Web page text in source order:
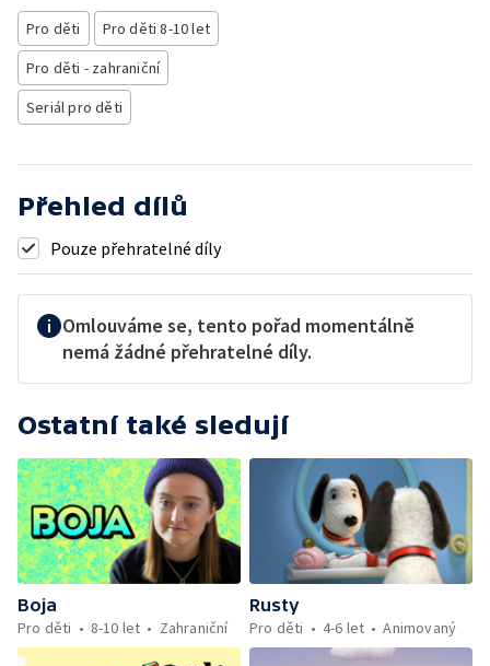
Pro děti
Pro děti 8-10 let
Pro děti - zahraniční
Seriál pro děti
Přehled dílů
Pouze přehratelné díly
Omlouváme se, tento pořad momentálně
nemá žádné přehratelné díly.
Ostatní také sledují
Boja
Pro děti
8-10 let Zahraniční
Rusty
Pro děti
4-6 let Animovaný